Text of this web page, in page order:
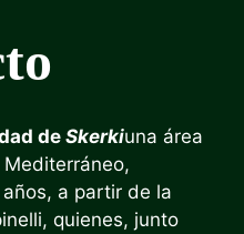
deSkerkiuna área
a partir de la
quienes, junto